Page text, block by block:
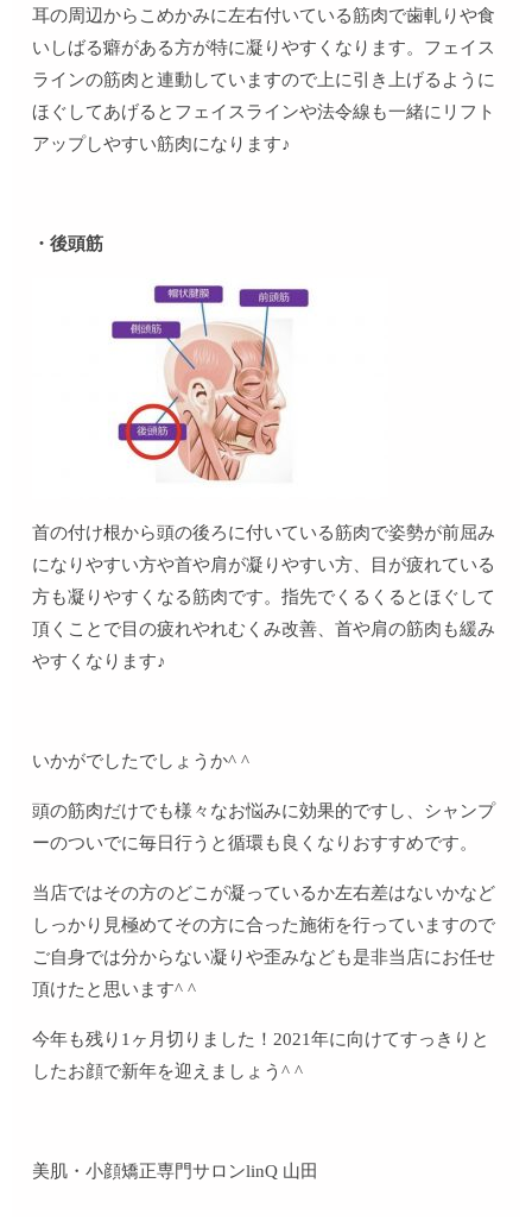
耳の周辺からこめかみに左右付いている筋肉で歯軋りや食
いしばる癖がある方が特に凝りやすくなります。フェイス
ラインの筋肉と連動していますので上に引き上げるように
ほぐしてあげるとフェイスラインや法令線も一緒にリフト
アップしやすい筋肉になります♪
・後頭筋
首の付け根から頭の後ろに付いている筋肉で姿勢が前屈み
になりやすい方や首や肩が凝りやすい方、目が疲れている
方も凝りやすくなる筋肉です。指先でくるくるとほぐして
頂くことで目の疲れやれむくみ改善、首や肩の筋肉も緩み
やすくなります♪
いかがでしたでしょうか^ ^
頭の筋肉だけでも様々なお悩みに効果的ですし、シャンプ
ーのついでに毎日行うと循環も良くなりおすすめです。
当店ではその方のどこが凝っているか左右差はないかなど
しっかり見極めてその方に合った施術を行っていますので
ご自身では分からない凝りや歪みなども是非当店にお任せ
頂けたと思います^ ^
今年も残り1ヶ月切りました！2021年に向けてすっきりと
したお顔で新年を迎えましょう^ ^
美肌・小顔矯正専門サロンlinQ 山田